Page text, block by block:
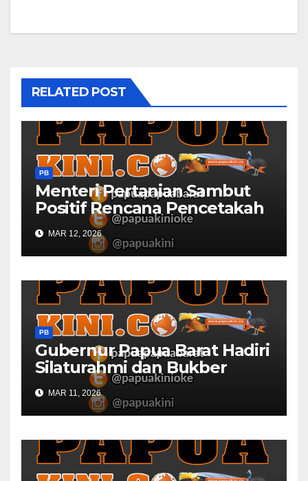
RELATED POST
PB
Menteri Pertanian Sambut
Positif Rencana Pencetakah
Sawah dan Ladang di Papua
Barat
MAR 12, 2026
PB
Gubernur Papua Barat Hadiri
Silaturahmi dan Bukber
Bersama DPR RI dan
Mendagri di IPDN
MAR 11, 2026